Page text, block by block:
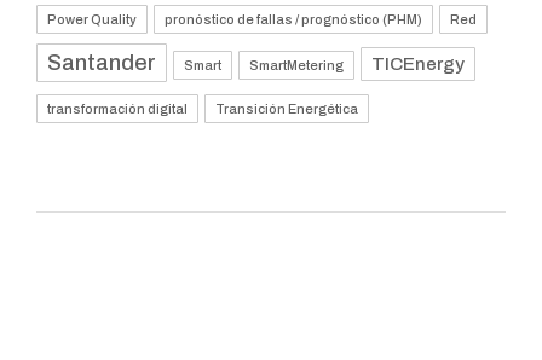
Power Quality pronóstico de fallas / prognóstico (PHM) Red
Santander Smart SmartMetering TICEnergy
transformación digital Transición Energética